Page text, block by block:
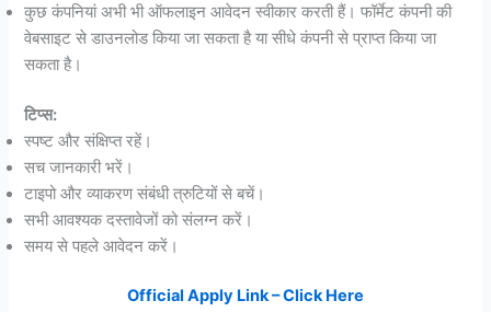
कुछ कंपनियां अभी भी ऑफलाइन आवेदन स्वीकार करती हैं। फॉर्मेट कंपनी की
वेबसाइट से डाउनलोड किया जा सकता है या सीधे कंपनी से प्राप्त किया जा
सकता है।
टिप्स:
स्पष्ट और संक्षिप्त रहें।
सच जानकारी भरें।
टाइपो और व्याकरण संबंधी त्रुटियों से बचें।
सभी आवश्यक दस्तावेजों को संलग्न करें।
समय से पहले आवेदन करें।
Official Apply Link – Click Here